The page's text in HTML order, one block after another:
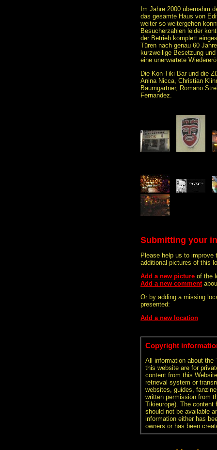
Im Jahre 2000 übernahm
das gesamte Haus von
weiter so weitergehen
Besucherzahlen leider
der Betrieb komplett
Türen nach genau 60
kurzweilige Besetzung
eine unerwartete
Die Kon-Tiki Bar und die
Anina Nicca, Christian
Baumgartner, Romano
Fernandez.
Submitting your
Please help us to improve
additional pictures of this
Add a new picture of the
Add a new comment
Or by adding a missing
presented:
Add a new location
Copyright
All information about the
this website are for
content from this
retrieval system or
websites, guides,
written permission from
Tikieurope). The content
should not be available
information either has
owners or has been